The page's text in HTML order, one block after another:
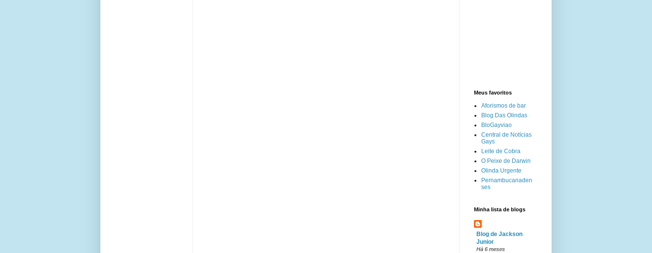
Meus favoritos
Aforismos de bar
Blog Das Olindas
BloGayviao
Central de Notícias
Gays
Leite de Cobra
O Peixe de Darwin
Olinda Urgente
Pernambucanaden
ses
Minha lista de blogs
Blog de Jackson
Junior
Há 6 meses